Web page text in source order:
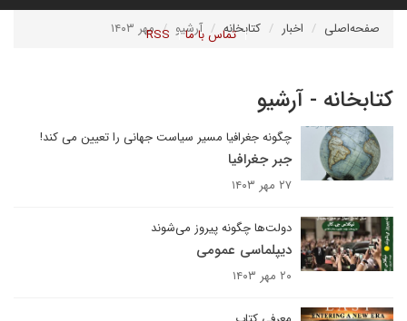
تماس با ما RSS صفحه‌اصلی اخبار کتابخانه آرشیو مهر ۱۴۰۳
کتابخانه - آرشیو
چگونه جغرافیا مسیر سیاست جهانی را تعیین می کند!
جبر جغرافیا
۲۷ مهر ۱۴۰۳
دولت‌ها چگونه پیروز می‌شوند
دیپلماسی عمومی
۲۰ مهر ۱۴۰۳